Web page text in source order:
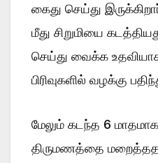
கைது செய்து
மீது சிறுமியை
செய்து வைக்க
பிரிவுகளில் வழக்கு
மேலும் கடந்த 6
திருமணத்தை